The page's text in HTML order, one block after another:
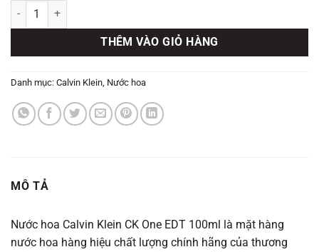
Nước hoa Calvin Klein CK One EDT 100ml số lượng
THÊM VÀO GIỎ HÀNG
Danh mục: Calvin Klein Nước hoa
MÔ TẢ
Nước hoa Calvin Klein CK One EDT 100ml là mặt hàng
nước hoa hàng hiệu chất lượng chính hãng của thương